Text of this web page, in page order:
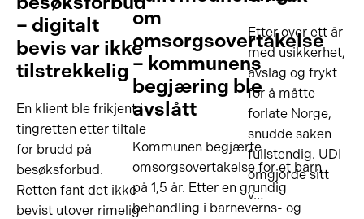
– digitalt
bevis var ikke
tilstrekkelig
En klient ble frikjent i
tingretten etter tiltale
for brudd på
besøksforbud.
Retten fant det ikke
bevist utover rimelig
om
omsorgsovertakelse
– kommunens
begjæring ble
avslått
Kommunen begjærte
omsorgsovertakelse for et barn
på 1,5 år. Etter en grundig
behandling i barneverns- og
Etter over ett år
med usikkerhet,
avslag og frykt
for å måtte
forlate Norge,
snudde saken
fullstendig. UDI
omgjorde sitt
v…